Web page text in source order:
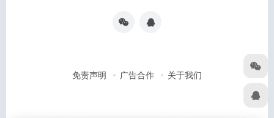
免责声明 广告合作 关于我们